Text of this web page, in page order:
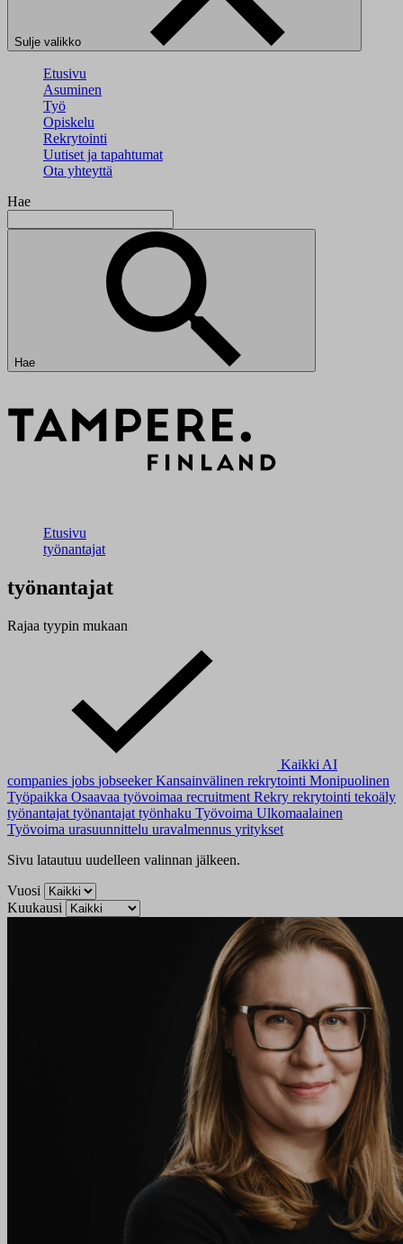
Sulje valikko
Etusivu
Asuminen
Työ
Opiskelu
Rekrytointi
Uutiset ja tapahtumat
Ota yhteyttä
Hae
Hae
Etusivu
työnantajat
työnantajat
Rajaa tyypin mukaan
Kaikki AI
companies jobs jobseekerKansainvälinen rekrytointi Monipuolinen
Työpaikka Osaavaa työvoimaa recruitment Rekry rekrytointi tekoäly
työnantajat työnantajat työnhaku Työvoima Ulkomaalainen
Työvoima urasuunnittelu uravalmennus yritykset
Sivu latautuu uudelleen valinnan jälkeen.
Vuosi
Kuukausi